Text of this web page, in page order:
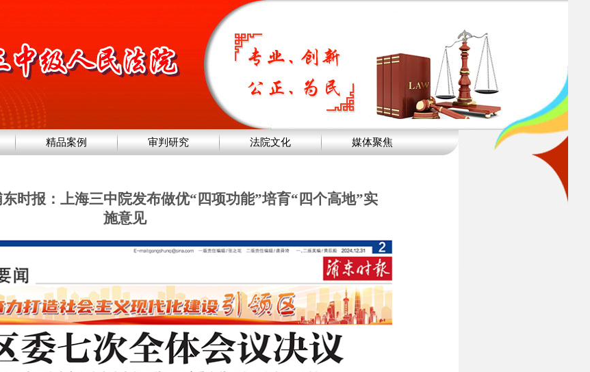
精品案例 审判研究 法院文化 媒体聚焦
时报：上海三中院发布做优“四项功能”培育“四个高地”实
施意见